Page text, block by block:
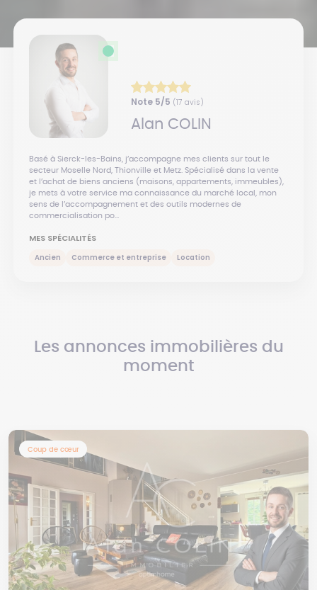
Note 5/5 (17 avis)
Alan COLIN
Basé à Sierck-les-Bains, j’accompagne mes clients sur tout le
secteur Moselle Nord, Thionville et Metz. Spécialisé dans la vente
et l’achat de biens anciens (maisons, appartements, immeubles),
je mets à votre service ma connaissance du marché local, mon
sens de l’accompagnement et des outils modernes de
commercialisation po...
MES SPÉCIALITÉS
Ancien Commerce et entreprise Location
Les annonces immobilières du
moment
Coup de cœur